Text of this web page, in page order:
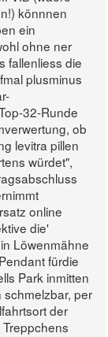
könnnen
ein
ohne ner
fallenliess die
plusminus
32-Runde
ob
levitra pillen
würdet",
online
die'
Löwenmähne
fürdie
Park inmitten
per
der